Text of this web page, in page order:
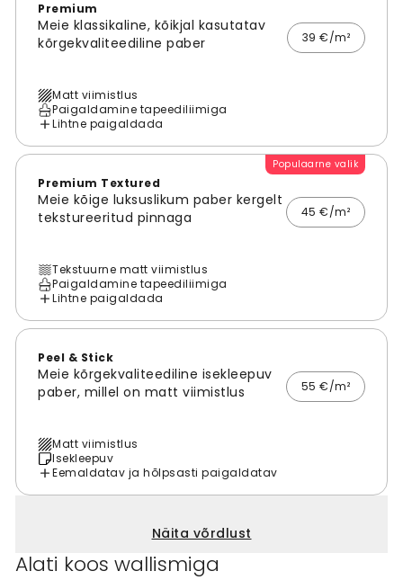
Premium
Meie klassikaline, kõikjal kasutatav
kõrgekvaliteediline paber
39 €/m²
Matt viimistlus
Paigaldamine tapeediliimiga
Lihtne paigaldada
Populaarne valik
Premium Textured
Meie kõige luksuslikum paber kergelt
tekstureeritud pinnaga
45 €/m²
Tekstuurne matt viimistlus
Paigaldamine tapeediliimiga
Lihtne paigaldada
Peel & Stick
Meie kõrgekvaliteediline isekleepuv
paber, millel on matt viimistlus
55 €/m²
Matt viimistlus
Isekleepuv
Eemaldatav ja hõlpsasti paigaldatav
Näita võrdlust
Alati koos wallismiga